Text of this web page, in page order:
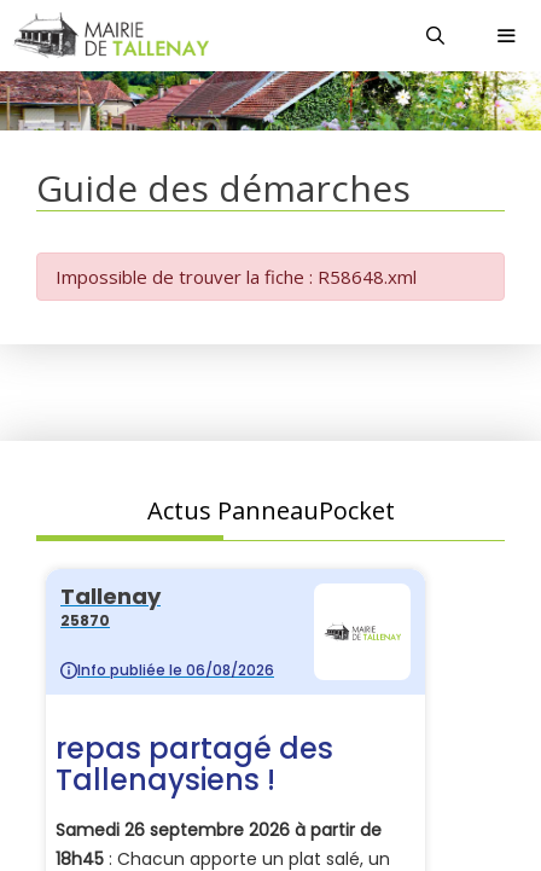
Aller
au
contenu
Guide des démarches
Impossible de trouver la fiche : R58648.xml
Actus PanneauPocket